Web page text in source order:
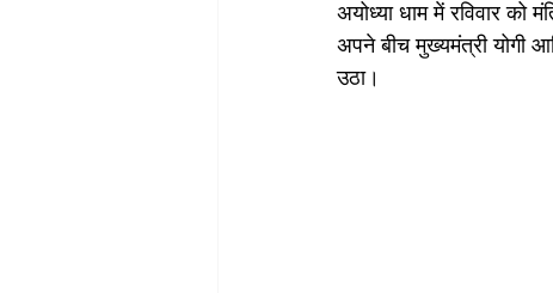
अयोध्या धाम में रविवार
अपने बीच मुख्यमंत्री योगी
उठा।